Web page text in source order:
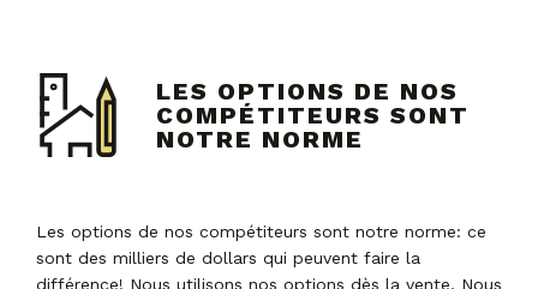
LES OPTIONS DE NOS
COMPÉTITEURS SONT
NOTRE NORME
Les options de nos compétiteurs sont notre norme: ce
sont des milliers de dollars qui peuvent faire la
différence! Nous utilisons nos options dès la vente. Nous